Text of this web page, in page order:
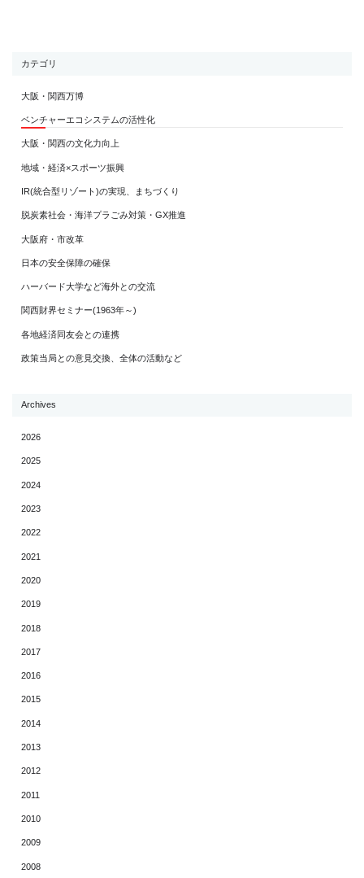
カテゴリ
大阪・関西万博
ベンチャーエコシステムの活性化
大阪・関西の文化力向上
地域・経済×スポーツ振興
IR(統合型リゾート)の実現、まちづくり
脱炭素社会・海洋プラごみ対策・GX推進
大阪府・市改革
日本の安全保障の確保
ハーバード大学など海外との交流
関西財界セミナー(1963年～)
各地経済同友会との連携
政策当局との意見交換、全体の活動など
Archives
2026
2025
2024
2023
2022
2021
2020
2019
2018
2017
2016
2015
2014
2013
2012
2011
2010
2009
2008